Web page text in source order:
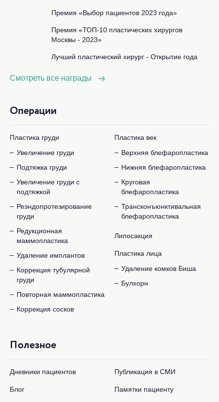
Премия «Выбор пациентов 2023 года»
Премия «ТОП-10 пластических хирургов
Москвы - 2023»
Лучший пластический хирург - Открытие года
Смотреть все награды
Операции
Пластика груди
Увеличение груди
Подтяжка груди
Увеличение груди с
подтяжкой
Реэндопротезирование
груди
Редукционная
маммопластика
Удаление имплантов
Коррекция тубулярной
груди
Повторная маммопластика
Коррекция сосков
Пластика век
Верхняя блефаропластика
Нижняя блефаропластика
Круговая
блефаропластика
Трансконъюнктивальная
блефаропластика
Липосакция
Пластика лица
Удаление комков Биша
Булхорн
Полезное
Дневники пациентов
Блог
Публикация в СМИ
Памятки пациенту